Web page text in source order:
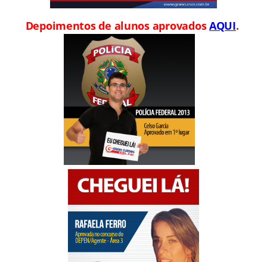
Depoimentos de alunos aprovadosAQUI.